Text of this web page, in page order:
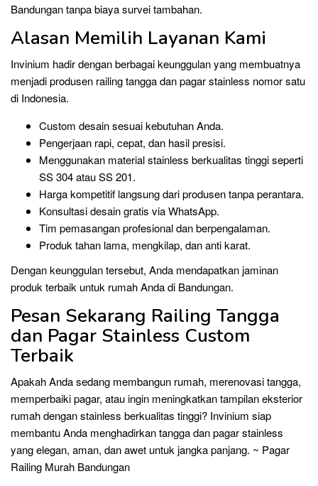
Bandungan tanpa biaya survei tambahan.
Alasan Memilih Layanan Kami
Invinium hadir dengan berbagai keunggulan yang membuatnya
menjadi produsen railing tangga dan pagar stainless nomor satu
di Indonesia.
Custom desain sesuai kebutuhan Anda.
Pengerjaan rapi, cepat, dan hasil presisi.
Menggunakan material stainless berkualitas tinggi seperti
SS 304 atau SS 201.
Harga kompetitif langsung dari produsen tanpa perantara.
Konsultasi desain gratis via WhatsApp.
Tim pemasangan profesional dan berpengalaman.
Produk tahan lama, mengkilap, dan anti karat.
Dengan keunggulan tersebut, Anda mendapatkan jaminan
produk terbaik untuk rumah Anda di Bandungan.
Pesan Sekarang Railing Tangga
dan Pagar Stainless Custom
Terbaik
Apakah Anda sedang membangun rumah, merenovasi tangga,
memperbaiki pagar, atau ingin meningkatkan tampilan eksterior
rumah dengan stainless berkualitas tinggi? Invinium siap
membantu Anda menghadirkan tangga dan pagar stainless
yang elegan, aman, dan awet untuk jangka panjang. ~ Pagar
Railing Murah Bandungan